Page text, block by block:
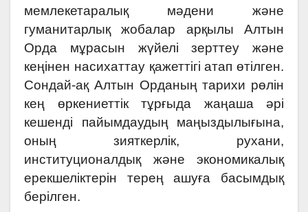
мемлекетаралық мәдени және
гуманитарлық жобалар арқылы Алтын
Орда мұрасын жүйелі зерттеу және
кеңінен насихаттау қажеттігі атап өтілген.
Сондай-ақ Алтын Орданың тарихи рөлін
кең өркениеттік тұрғыда жаңаша әрі
кешенді пайымдаудың маңыздылығына,
оның зияткерлік, рухани,
институционалдық және экономикалық
ерекшеліктерін терең ашуға басымдық
берілген.